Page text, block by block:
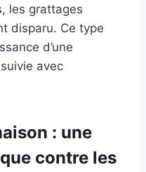
les grattages
disparu. Ce type
d’une
avec
: une
contre les